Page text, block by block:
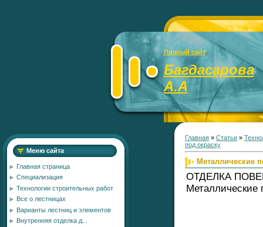
Личный сайт
Багдасарова
А.А
Меню сайта
Главная страница
Специализация
Технологии строительных работ
Все о лестницах
Варианты лестниц и элементов
Внутренняя отделка д...
Главная » Статьи »
под окраску
Металлические
ОТДЕЛКА
Металлические